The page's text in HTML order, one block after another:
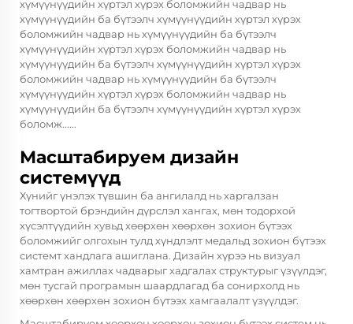
хүмүүнүүдийн хүртэл хүрэх боломжийн чадвар нь
хүмүүнүүдийн ба бүтээлч хүмүүнүүдийн хүртэл хүрэх
боломжийн чадвар нь хүмүүнүүдийн ба бүтээлч
хүмүүнүүдийн хүртэл хүрэх боломжийн чадвар нь
хүмүүнүүдийн ба бүтээлч хүмүүнүүдийн хүртэл хүрэх
боломжийн чадвар нь хүмүүнүүдийн ба бүтээлч
хүмүүнүүдийн хүртэл хүрэх боломжийн чадвар нь
хүмүүнүүдийн ба бүтээлч хүмүүнүүдийн хүртэл хүрэх
боломж......
Масштабируем дизайн
системүүд
Хүнийг үнэлэх түвшин ба ангилалд нь харгалзан
тогтвортой брэндийн дүрслэл хангах, мөн тодорхой
хүсэлтүүдийн хувьд хөөрхөн хөөрхөн зохион бүтээх
боломжийг олгохын тулд хүндлэлт медальд зохион бүтээх
системт хандлага ашиглана. Дизайн хүрээ нь визуал
хамтран ажиллах чадварыг хадгалах структурыг үзүүлдэг,
мөн тусгай програмын шаардлагад ба сонирхолд нь
хөөрхөн хөөрхөн зохион бүтээх хамгаалалт үзүүлдэг.